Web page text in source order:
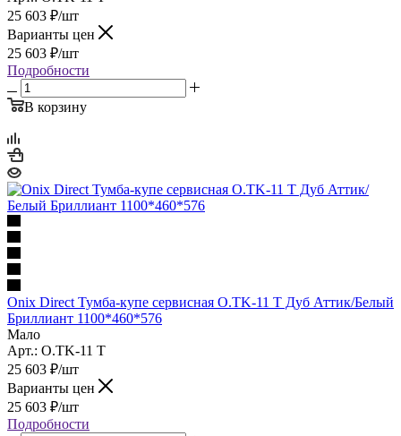
25 603 ₽/шт
Варианты цен
25 603 ₽/шт
Подробности
В корзину
Onix Direct Тумба-купе сервисная O.TK-11 T Дуб Аттик/Белый
Бриллиант 1100*460*576
Мало
Арт.: O.TK-11 T
25 603 ₽/шт
Варианты цен
25 603 ₽/шт
Подробности